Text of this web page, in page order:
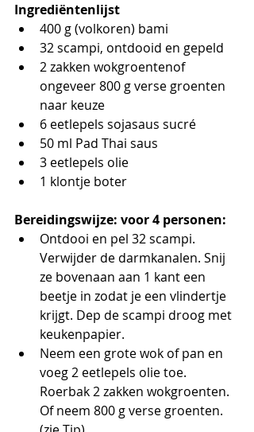
Ingrediëntenlijst
400 g (volkoren) bami
32 scampi, ontdooid en gepeld
2 zakken wokgroentenof
ongeveer 800 g verse groenten
naar keuze
6 eetlepels sojasaus sucré
50 ml Pad Thai saus
3 eetlepels olie
1 klontje boter
Bereidingswijze: voor 4 personen:
Ontdooi en pel 32 scampi.
Verwijder de darmkanalen. Snij
ze bovenaan aan 1 kant een
beetje in zodat je een vlindertje
krijgt. Dep de scampi droog met
keukenpapier.
Neem een grote wok of pan en
voeg 2 eetlepels olie toe.
Roerbak 2 zakken wokgroenten.
Of neem 800 g verse groenten.